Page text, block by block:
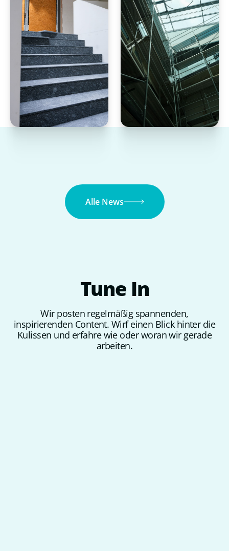
Alle News
Tune In
Wir posten regelmäßig spannenden,
inspirierenden Content. Wirf einen Blick hinter die
Kulissen und erfahre wie oder woran wir gerade
arbeiten.